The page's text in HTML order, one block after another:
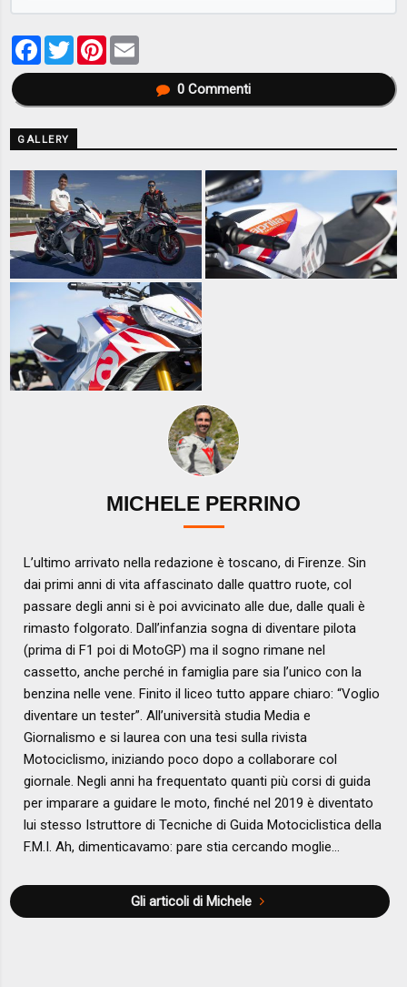
Facebook
TwitterPinterest
0Commenti
GALLERY
MICHELE PERRINO
L’ultimo arrivato nella redazione è toscano, di Firenze. Sin
dai primi anni di vita affascinato dalle quattro ruote, col
passare degli anni si è poi avvicinato alle due, dalle quali è
rimasto folgorato. Dall’infanzia sogna di diventare pilota
(prima di F1 poi di MotoGP) ma il sogno rimane nel
cassetto, anche perché in famiglia pare sia l’unico con la
benzina nelle vene. Finito il liceo tutto appare chiaro: “Voglio
diventare un tester”. All’università studia Media e
Giornalismo e si laurea con una tesi sulla rivista
Motociclismo, iniziando poco dopo a collaborare col
giornale. Negli anni ha frequentato quanti più corsi di guida
per imparare a guidare le moto, finché nel 2019 è diventato
lui stesso Istruttore di Tecniche di Guida Motociclistica della
F.M.I. Ah, dimenticavamo: pare stia cercando moglie…
Gli articoli di Michele